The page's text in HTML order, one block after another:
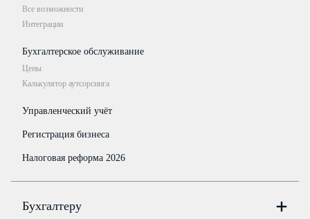
Все возможности
Интеграции
Бухгалтерское обслуживание
Цены
Калькулятор аутсорсинга
Управленческий учёт
Регистрация бизнеса
Налоговая реформа 2026
Бухгалтеру